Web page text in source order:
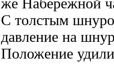
С толстым
давление на
Положение